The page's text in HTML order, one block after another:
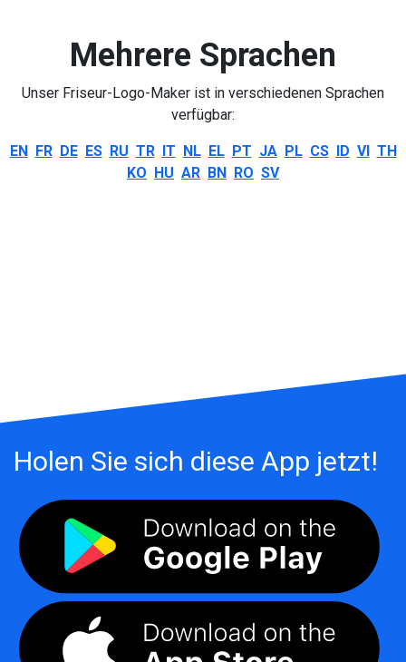
Mehrere Sprachen
Unser Friseur-Logo-Maker ist in verschiedenen Sprachen
verfügbar:
EN FR DE ES RU TR IT NL EL PT JA PL CS ID VI TH
KO HU AR BN RO SV
Holen Sie sich diese App jetzt!